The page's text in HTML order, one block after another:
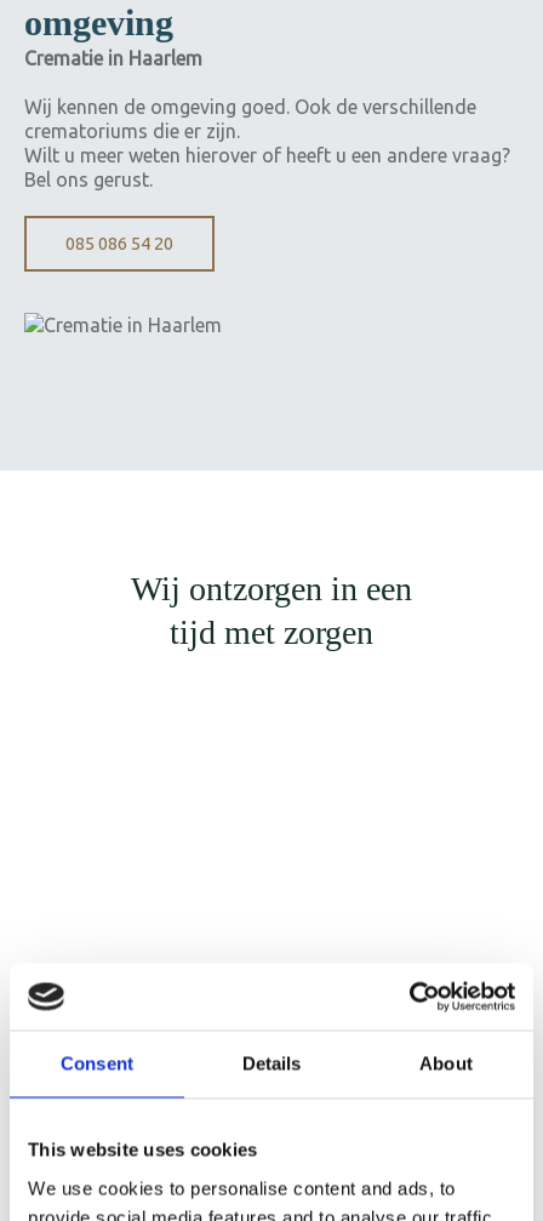
Consent Details About
This website uses cookies
We use cookies to personalise content and ads, to
provide social media features and to analyse our traffic.
omgeving
Crematie in Haarlem
Wij kennen de omgeving goed. Ook de verschillende
crematoriums die er zijn.
Wilt u meer weten hierover of heeft u een andere vraag?
Bel ons gerust.
085 086 54 20
Wij ontzorgen in een
tijd met zorgen